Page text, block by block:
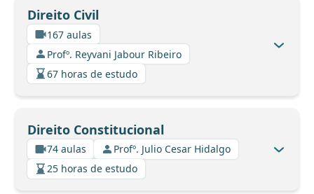
Direito Civil
167 aulas
Profº. Reyvani Jabour Ribeiro
67 horas de estudo
Direito Constitucional
74 aulas
Profº. Julio Cesar Hidalgo
25 horas de estudo